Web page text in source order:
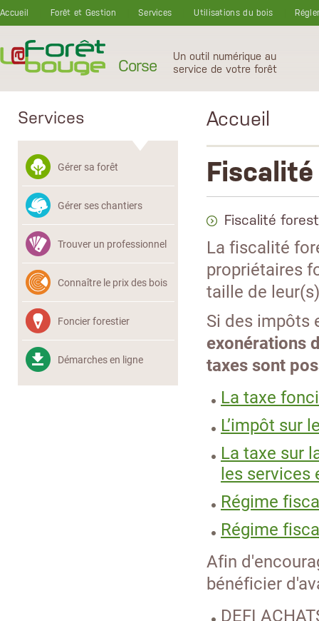
Accueil
Forêt et Gestion Services Utilisations du bois
Corse
Un outil numérique au
service de votre forêt
Services
Gérer sa forêt
Gérer ses chantiers
Trouver un professionnel
Connaître le prix des bois
Foncier forestier
Démarches en ligne
Accueil
Fiscalité
La fiscalité
propriétaires
taille de
Si des impôts
exonérations
taxes sont
La taxe
L’impôt sur
La taxe sur
les services
Régime
Régime
Afin
bénéficier
DEFI